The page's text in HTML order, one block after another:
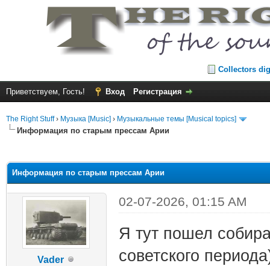
Collectors
Приветствуем, Гость! Вход Регистрация
The Right Stuff› Музыка [Music] › Музыкальные темы [Musical topics]
Информация по старым прессам Арии
Информация по старым прессам Арии
Vader
02-07-2026, 01:15 AM
Я тут пошел
советского